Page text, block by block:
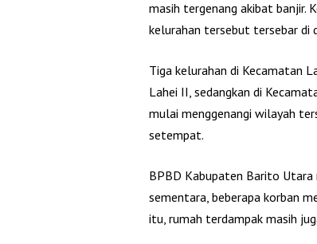
masih tergenang akibat banjir.
kelurahan tersebut tersebar di
Tiga kelurahan di Kecamatan
Lahei II, sedangkan di
mulai menggenangi wilayah
setempat.
BPBD Kabupaten Barito Utara
sementara, beberapa korban
itu, rumah terdampak masih